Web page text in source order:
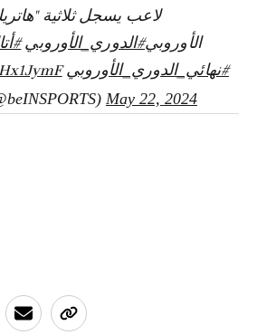
لاعب يسجل ثلاثية
الأوروبي#الدوري_الأوروبي
#نهائي_الدوري_الأوروبي
May 22, 2024